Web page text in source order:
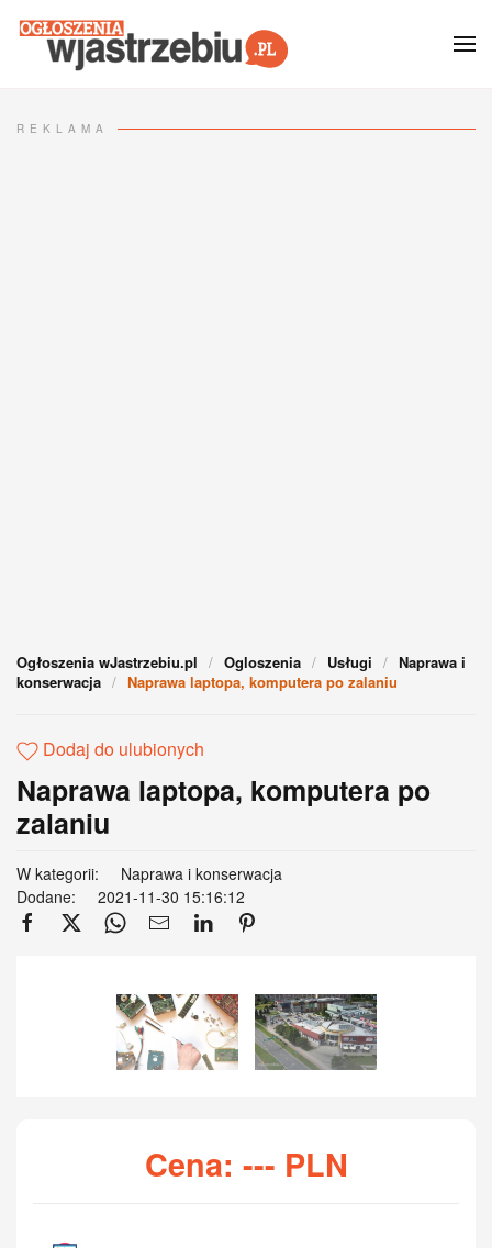
Przejdź do głównej treści
REKLAMA
Ogłoszenia wJastrzebiu.pl Ogloszenia Usługi
Naprawa i
konserwacja
Naprawa laptopa, komputera po zalaniu
Dodaj do ulubionych
Naprawa laptopa, komputera po
zalaniu
W kategorii:
Naprawa i konserwacja
Dodane:
2021-11-30 15:16:12
Cena: --- PLN